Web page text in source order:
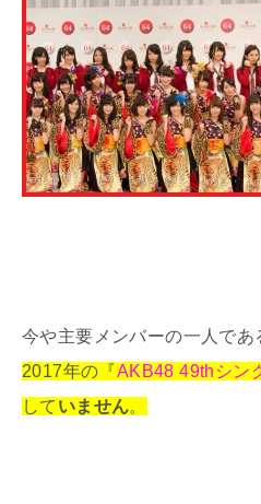
今や主要メンバーの一人であ
2017年の『AKB48 49thシン
して いません。